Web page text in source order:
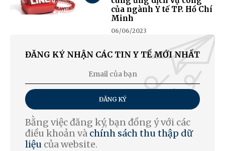
của ngành Y tế TP. Hồ Chí
Minh
06/06/2023
ĐĂNG KÝ NHẬN CÁC TIN Y TẾ MỚI NHẤT
ĐĂNG KÝ
Bằng việc đăng ký, bạn đồng ý với các
điều khoản và chính sách thu thập dữ
liệu của website.